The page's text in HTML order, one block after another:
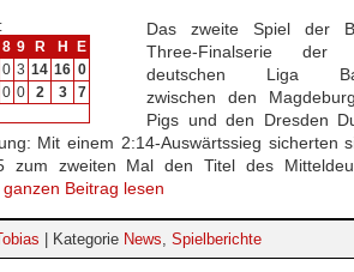
8 9 R H
E
0 3 14 16 0
0 0 2 3 7
Das zweite Spiel der
Three-Finalserie der
deutschen Liga
zwischen den
Pigs und den Dresden
Mit einem 2:14-Auswärtssieg sicherten
zum zweiten Mal den Titel des
ganzen Beitrag lesen
| Kategorie News, Spielberichte